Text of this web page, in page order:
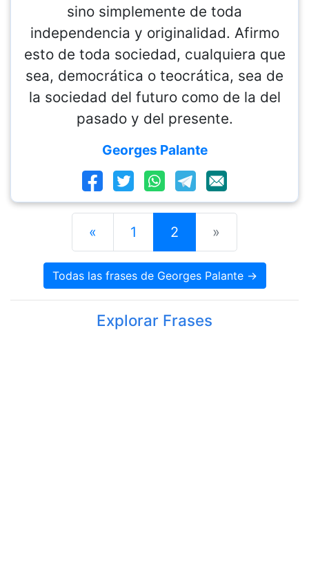
sino simplemente de toda
independencia y originalidad. Afirmo
esto de toda sociedad, cualquiera que
sea, democrática o teocrática, sea de
la sociedad del futuro como de la del
pasado y del presente.
Georges Palante
« 1 2 »
Todas las frases de Georges Palante →
Explorar Frases